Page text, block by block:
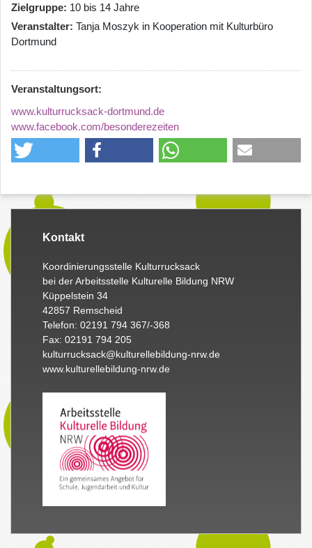
Zielgruppe 10 bis 14 Jahre
Veranstalter Tanja Moszyk in Kooperation mit Kulturbüro
Dortmund
Veranstaltungsort:
www.kulturrucksack-dortmund.de
www.facebook.com/besonderezeiten
Kontakt
Koordinierungsstelle Kulturrucksack
bei der Arbeitsstelle Kulturelle Bildung NRW
Küppelstein 34
42857 Remscheid
Telefon: 02191 794 367/-368
Fax: 02191 794 205
kulturrucksack@kulturellebildung-nrw.de
www.kulturellebildung-nrw.de